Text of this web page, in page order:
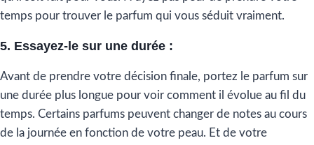
temps pour trouver le parfum qui vous séduit vraiment.
5. Essayez-le sur une durée :
Avant de prendre votre décision finale, portez le parfum sur
une durée plus longue pour voir comment il évolue au fil du
temps. Certains parfums peuvent changer de notes au cours
de la journée en fonction de votre peau. Et de votre